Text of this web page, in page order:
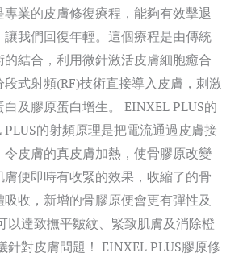
業的皮膚修復療程，能夠有效擊退
我們回復年輕。這個療程是由傳統
結合，利用微針激活皮膚細胞癒合
式射頻(RF)技術直接導入皮膚，刺激
及膠原蛋白增生。 EINXEL PLUS的
的射頻原理是把電流通過皮膚接
皮膚的真皮膚加熱，使骨膠原改變
便即時有收緊的效果，收縮了的骨
收，新增的骨膠原便會更有彈性及
以達致撫平皺紋、緊致肌膚及消除橙
針對皮膚問題！ EINXEL PLUS膠原修